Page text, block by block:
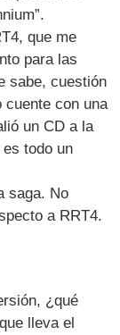
que me
para las
sabe, cuestión
cuente con una
un CD a la
todo un
saga. No
a RRT4.
¿qué
lleva el